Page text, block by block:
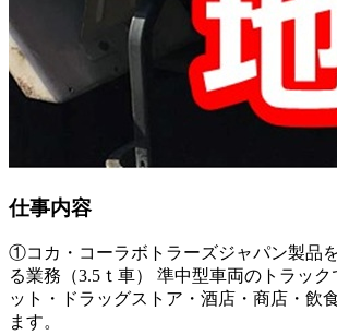
仕事内容
①コカ・コーラボトラーズジャパン製品
る業務（3.5ｔ車） 準中型車両のトラッ
ット・ドラッグストア・酒店・商店・飲
ます。